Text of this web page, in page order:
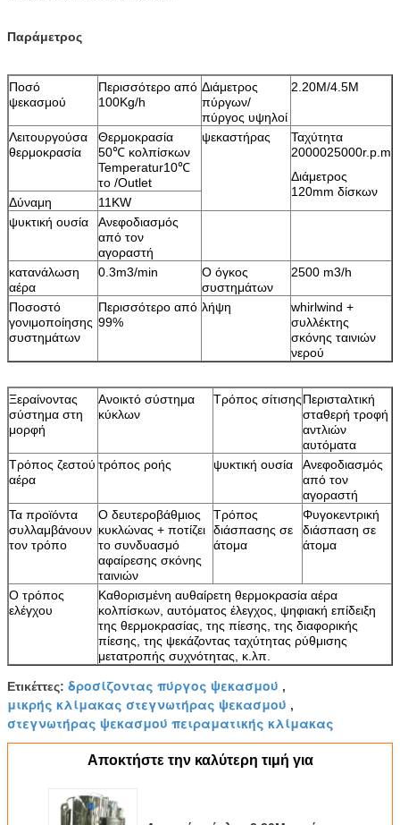
Παράμετρος
Ποσό
ψεκασμού
Περισσότερο από
100Kg/h
Διάμετρος
πύργων/
πύργος υψηλοί
2.20M/4.5M
Λειτουργούσα
θερμοκρασία
Θερμοκρασία
50℃ κολπίσκων
Temperatur10℃
το /Outlet
ψεκαστήρας
Ταχύτητα
2000025000r.p.m
Διάμετρος
120mm δίσκων
Δύναμη
11KW
ψυκτική ουσία
Ανεφοδιασμός
από τον
αγοραστή
κατανάλωση
αέρα
0.3m3/min
Ο όγκος
συστημάτων
2500 m3/h
Ποσοστό
γονιμοποίησης
συστημάτων
Περισσότερο από
99%
λήψη
whirlwind +
συλλέκτης
σκόνης ταινιών
νερού
Ξεραίνοντας
σύστημα στη
μορφή
Ανοικτό σύστημα
κύκλων
Τρόπος σίτισηςΠερισταλτική
σταθερή τροφή
αντλιών
αυτόματα
Τρόπος ζεστού
αέρα
τρόπος ροής ψυκτική ουσία
Ανεφοδιασμός
από τον
αγοραστή
Τα προϊόντα
συλλαμβάνουν
τον τρόπο
Ο δευτεροβάθμιος
κυκλώνας + ποτίζει
το συνδυασμό
αφαίρεσης σκόνης
ταινιών
Τρόπος
διάσπασης σε
άτομα
Φυγοκεντρική
διάσπαση σε
άτομα
Ο τρόπος
ελέγχου
Καθορισμένη αυθαίρετη θερμοκρασία αέρα
κολπίσκων, αυτόματος έλεγχος, ψηφιακή επίδειξη
της θερμοκρασίας, της πίεσης, της διαφορικής
πίεσης, της ψεκάζοντας ταχύτητας ρύθμισης
μετατροπής συχνότητας, κ.λπ.
Ετικέττες: δροσίζοντας πύργος ψεκασμού ,
μικρής κλίμακας στεγνωτήρας ψεκασμού ,
στεγνωτήρας ψεκασμού πειραματικής κλίμακας
Αποκτήστε την καλύτερη τιμή για